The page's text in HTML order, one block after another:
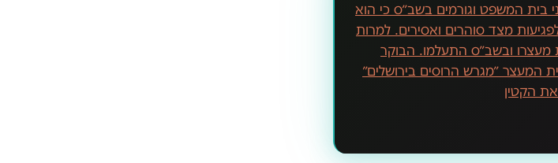
בית המשפט וגורמים בשב״ס כי הוא
מצד סוהרים ואסירים. למרות
ובשב״ס התעלמו. הבוקר
״מגרש הרוסים בירושלים״
הקטין